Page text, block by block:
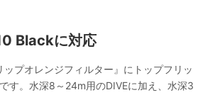
Blackに対応
ップオレンジフィルター』にトップフリッ
す。水深8～24m用のDIVEに加え、水深3